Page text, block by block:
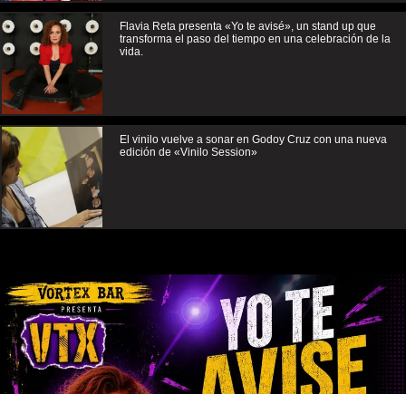
Flavia Reta presenta «Yo te avisé», un stand up que
transforma el paso del tiempo en una celebración de la
vida.
El vinilo vuelve a sonar en Godoy Cruz con una nueva
edición de «Vinilo Session»